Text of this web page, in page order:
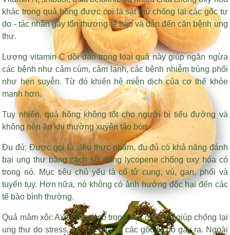
khác trong quả hồng được coi là sát thủ chống lại các gốc tự
do - tác nhân gây tổn thương tế bào và dẫn đến căn bệnh ung
thư.
Lượng vitamin C dồi dào trong loại quả này giúp ngăn ngừa
các bệnh như cảm cúm, cảm lạnh, các bệnh nhiễm trùng phổi
như hen suyễn. Từ đó khiến hệ miễn dịch của cơ thể khỏe
mạnh hơn.
Tuy nhiên, quả hồng không tốt cho người bị tiểu đường và
không nên ăn khi thường xuyên táo bón.
Đu đủ: Được gọi là siêu thực phẩm, đu đủ có khả năng đánh
bại ung thư bằng cách sử dụng lycopene chống oxy hóa có
trong nó. Mục tiêu chủ yếu là cổ tử cung, vú, gan, phổi và
tuyến tụy. Hơn nữa, nó không có ảnh hưởng độc hại đến các
tế bào bình thường.
Quả mâm xôi: Axit Ellagic có trong loại quả này giúp chống lại
ung thư do stress, do oxy hóa và các gốc tự do gây ra. Ngoài